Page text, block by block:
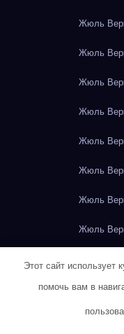
Жюль
Жюль
Жюль
Жюль
Жюль
Жюль
Жюль
Жюль
Жюль
Жюль
Этот сайт использует
помочь вам в